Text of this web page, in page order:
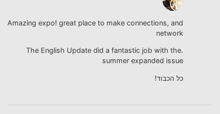
Amazing expo! great place to make connections, and
network
.The English Update did a fantastic job with the
summer expanded issue
כל הכבוד!